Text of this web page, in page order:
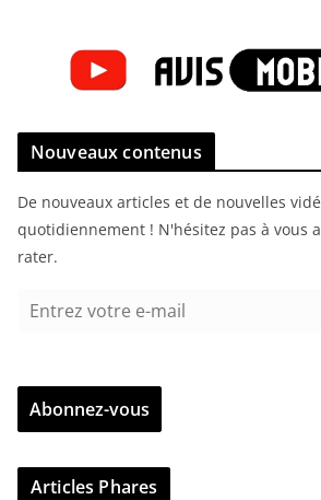
Nouveaux contenus
De nouveaux articles et de nouvelles
quotidiennement ! N'hésitez pas à vous
rater.
r
z
v
Abonnez-vous
Articles Phares